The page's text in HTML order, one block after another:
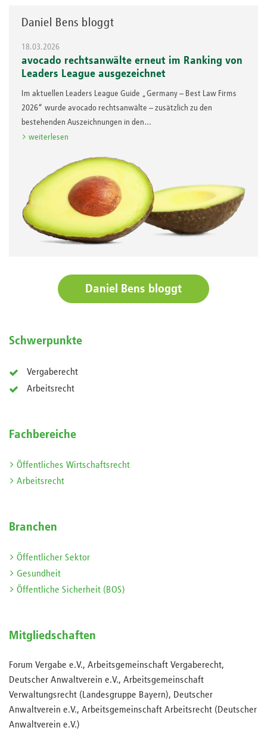
Daniel Bens bloggt
18.03.2026
avocado rechtsanwälte erneut im Ranking von
Leaders League ausgezeichnet
Im aktuellen Leaders League Guide „Germany – Best Law Firms
2026“ wurde avocado rechtsanwälte – zusätzlich zu den
bestehenden Auszeichnungen in den…
weiterlesen
Daniel Bens bloggt
Schwerpunkte
Vergaberecht
Arbeitsrecht
Fachbereiche
Öffentliches Wirtschaftsrecht
Arbeitsrecht
Branchen
Öffentlicher Sektor
Gesundheit
Öffentliche Sicherheit (BOS)
Mitgliedschaften
Forum Vergabe e.V., Arbeitsgemeinschaft Vergaberecht,
Deutscher Anwaltverein e.V., Arbeitsgemeinschaft
Verwaltungsrecht (Landesgruppe Bayern), Deutscher
Anwaltverein e.V., Arbeitsgemeinschaft Arbeitsrecht (Deutscher
Anwaltverein e.V.)